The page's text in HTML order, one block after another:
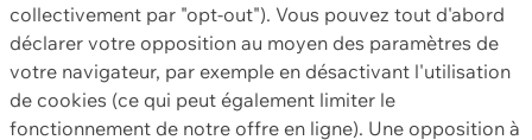
collectivement par "opt-out"). Vous pouvez tout d'abord
déclarer votre opposition au moyen des paramètres de
votre navigateur, par exemple en désactivant l'utilisation
de cookies (ce qui peut également limiter le
fonctionnement de notre offre en ligne). Une opposition à